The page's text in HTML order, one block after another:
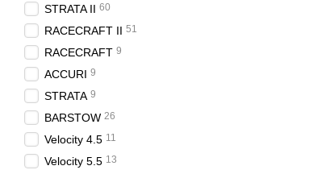
STRATA II 60
RACECRAFT II 51
RACECRAFT 9
ACCURI 9
STRATA 9
BARSTOW 26
Velocity 4.5 11
Velocity 5.5 13